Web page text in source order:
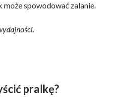
spowodować zalanie.
pralkę?